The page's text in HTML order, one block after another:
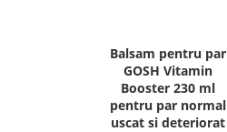
Balsam pentru par
GOSH Vitamin
Booster 230 ml
pentru par normal
uscat si deteriorat